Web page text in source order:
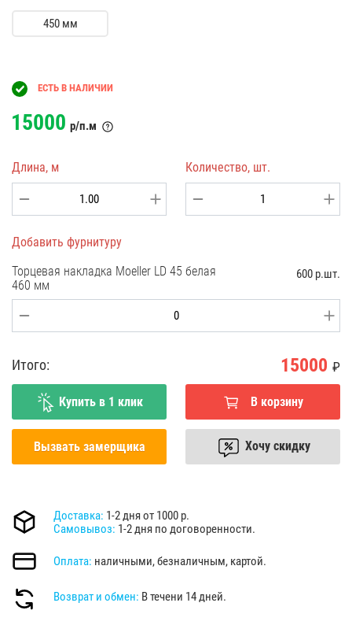
450 мм
ЕСТЬ В НАЛИЧИИ
15000 р/п.м
Длина, м Количество, шт.
Добавить фурнитуру
Торцевая накладка Moeller LD 45 белая
460 мм
600 р.шт.
Итого: 15000 ₽
Купить в 1 клик В корзину
Вызвать замерщика Хочу скидку
Доставка: 1-2 дня от 1000 р.
Самовывоз: 1-2 дня по договоренности.
Оплата: наличными, безналичным, картой.
Возврат и обмен: В течени 14 дней.